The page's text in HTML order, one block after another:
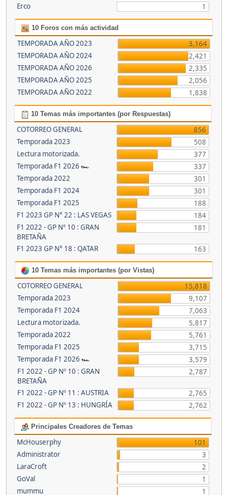
Erco
1
10 Foros con más actividad
TEMPORADA AÑO 2023
3,164
TEMPORADA AÑO 2024
2,421
TEMPORADA AÑO 2026
2,335
TEMPORADA AÑO 2025
2,056
TEMPORADA AÑO 2022
1,838
10 Temas más importantes (por Respuestas)
COTORREO GENERAL
856
Temporada 2023
508
Lectura motorizada.
377
Temporada F1 2026 🏎
337
Temporada 2022
301
Temporada F1 2024
301
Temporada F1 2025
188
F1 2023 GP N° 22 : LAS VEGAS
184
F1 2022 - GP Nº 10 : GRAN
BRETAÑA
181
F1 2023 GP N° 18 : QATAR 163
10 Temas más importantes (por Vistas)
COTORREO GENERAL
15,818
Temporada 2023
9,107
Temporada F1 2024
7,063
Lectura motorizada.
5,817
Temporada 2022
5,761
Temporada F1 2025
3,715
Temporada F1 2026 🏎
3,579
F1 2022 - GP Nº 10 : GRAN
BRETAÑA
2,787
F1 2022 - GP Nº 11 : AUSTRIA
2,765
F1 2022 - GP Nº 13 : HUNGRÍA
2,762
Principales Creadores de Temas
McHouserphy
101
Administrator
3
LaraCroft
2
GoVal
1
mummu
1